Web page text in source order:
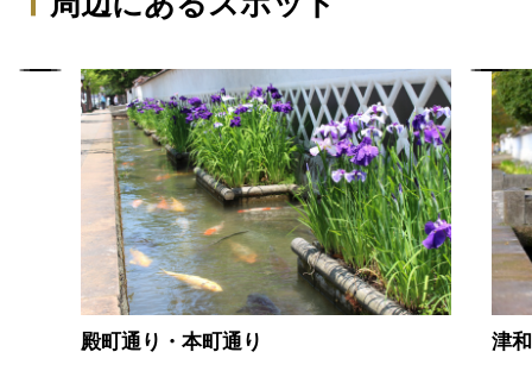
殿町通り・本町通り 津